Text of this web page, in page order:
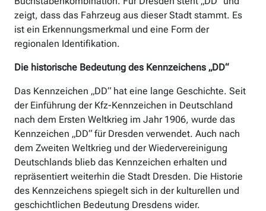
zeigt, dass das Fahrzeug aus dieser Stadt stammt. Es
ist ein Erkennungsmerkmal und eine Form der
regionalen Identifikation.
Die historische Bedeutung des Kennzeichens „DD“
Das Kennzeichen „DD“ hat eine lange Geschichte. Seit
der Einführung der Kfz-Kennzeichen in Deutschland
nach dem Ersten Weltkrieg im Jahr 1906, wurde das
Kennzeichen „DD“ für Dresden verwendet. Auch nach
dem Zweiten Weltkrieg und der Wiedervereinigung
Deutschlands blieb das Kennzeichen erhalten und
repräsentiert weiterhin die Stadt Dresden. Die Historie
des Kennzeichens spiegelt sich in der kulturellen und
geschichtlichen Bedeutung Dresdens wider.